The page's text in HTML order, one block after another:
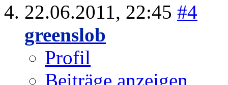
22.06.2011, 22:45 #4
greenslob
Profil
Beiträge anzeigen